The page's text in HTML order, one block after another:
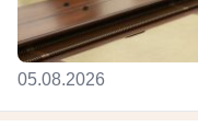
05.08.2026